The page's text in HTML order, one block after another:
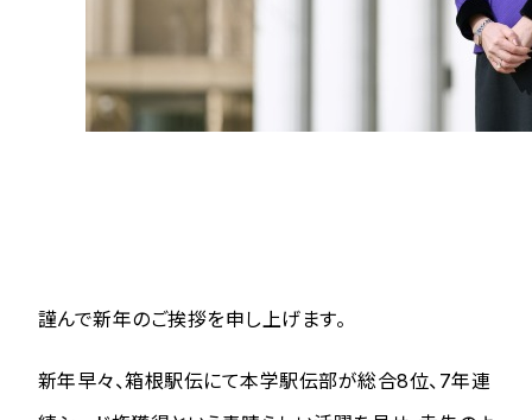
謹んで新年のご挨拶を申し上げます。
新年早々、箱根駅伝にて本学駅伝部が総合8位、7年連